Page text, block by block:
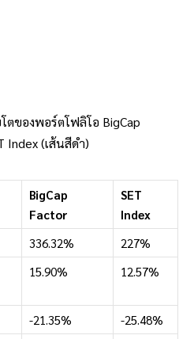
ตของพอร์ตโฟลิโอ BigCap
Index (เส้นสีดำ)
BigCap
Factor
SET
Index
336.32%
227%
15.90% 12.57%
-21.35%
-25.48%